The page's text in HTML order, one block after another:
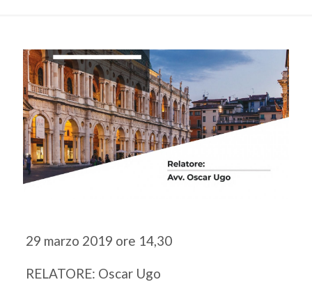
29 marzo 2019 ore 14,30
RELATORE: Oscar Ugo